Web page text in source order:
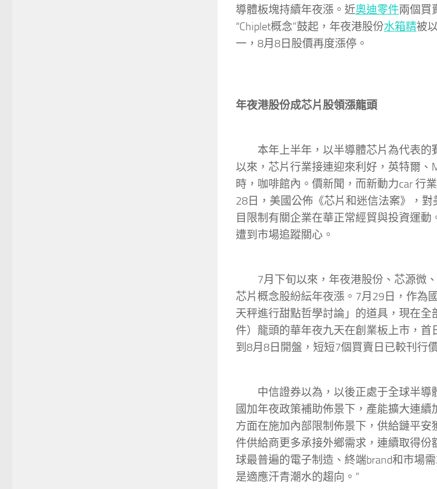
導體板塊持續年夜漲。近奧迪零件兩個買
“Chiplet概念”鼓起，年夜港股份水箱精被
一，8月8日股價再度漲停。
年夜港股份成芯片股領漲龍頭
本年上半年，以半導體芯片為代表
以來，芯片行業接連迎來利好，英特爾
時，咖啡館內。價新聞，而新動力car 行
28日，美國公佈《芯片和迷信法案》，
目限制有關企業在華正常經貿與投資運
遭到市場追蹤關心。
7月下旬以來，年夜港股份、芯源微
芯片概念股紛紜年夜漲。7月29日，作為
天秤進行甜點哲學討論」的道具，現在全
件）龍頭的華年夜九天在創業板上市，首
到8月8日開盤，短短7個買賣日已較刊行
中信證券以為，以後正處于全球半導
國加年夜政策補助佈景下，產能擴大連
方面在施加內部限制佈景下，供給鏈平
件供給商更多承接外鄉需求，連續取得份
球最普遍的電子制造、終端brand和市場
是適應汗青潮水的趨向。”